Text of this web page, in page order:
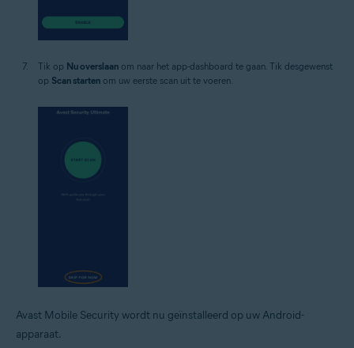
Tik op Nu overslaan om naar het app-dashboard te gaan. Tik desgewenst
op Scan starten om uw eerste scan uit te voeren.
Avast Mobile Security wordt nu geïnstalleerd op uw Android-
apparaat.